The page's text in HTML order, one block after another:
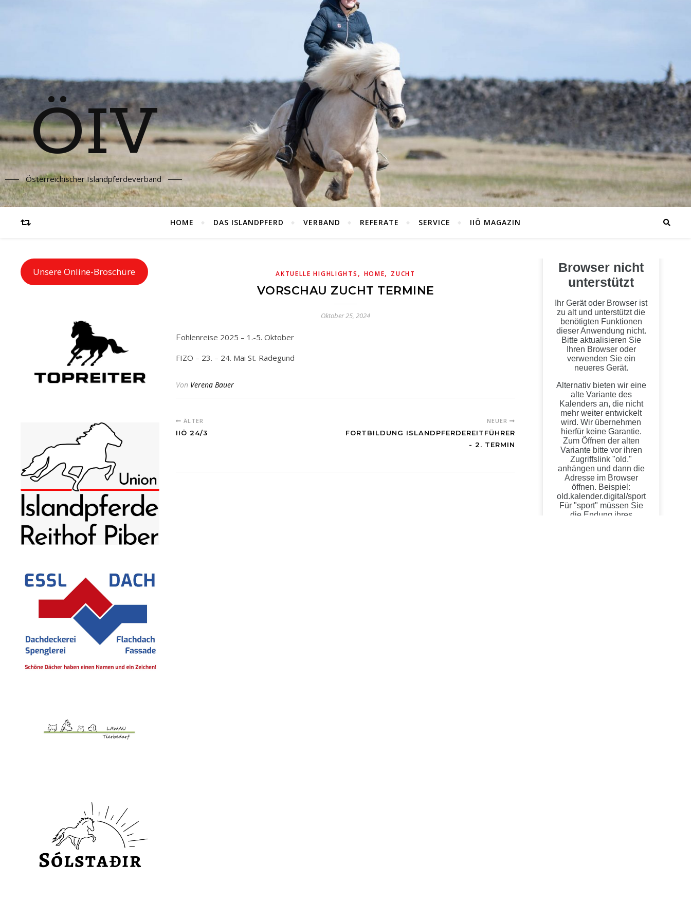
ÖIV
Österreichischer Islandpferdeverband
HOME DAS ISLANDPFERD VERBAND REFERATE SERVICE IIÖ MAGAZIN
Unsere Online-Broschüre AKTUELLE HIGHLIGHTS , HOME, ZUCHT
VORSCHAU ZUCHT TERMINE
Oktober 25, 2024
Fohlenreise 2025 – 1.-5. Oktober
FIZO – 23. – 24. Mai St. Radegund
Von Verena Bauer
ÄLTER
IIÖ 24/3
NEUER
FORTBILDUNG ISLANDPFERDEREITFÜHRER
- 2. TERMIN